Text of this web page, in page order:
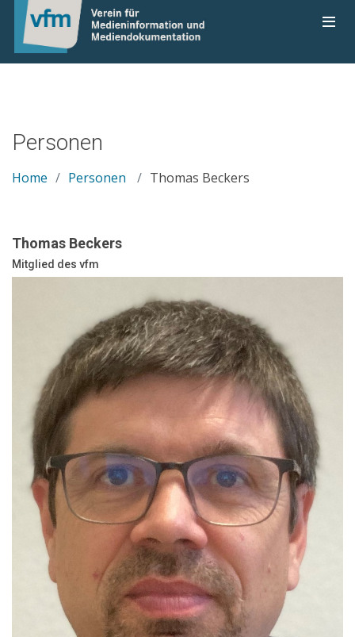
Personen
Home Personen Thomas Beckers
Thomas Beckers
Mitglied des vfm